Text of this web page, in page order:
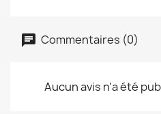
Commentaires (0)
Aucun avis n'a été